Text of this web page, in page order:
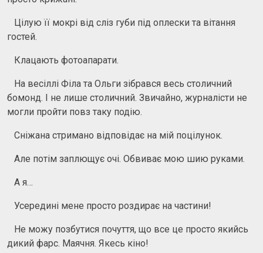
Цілую її мокрі від сліз губи під оплески та вітання
гостей.
Клацають фотоапарати.
На весіллі Філа та Ольги зібрався весь столичний
бомонд. І не лише столичний. Звичайно, журналісти не
могли пройти повз таку подію.
Сніжана стримано відповідає на мій поцілунок.
Але потім заплющує очі. Обвиває мою шию руками.
А я…
Усередині мене просто роздирає на частини!
Не можу позбутися почуття, що все це просто якийсь
дикий фарс. Маячня. Якесь кіно!